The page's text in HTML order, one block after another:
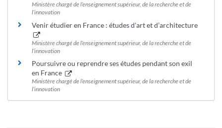
Ministère chargé de l’enseignement supérieur, de la recherche et de
l’innovation
Venir étudier en France : études d’art et d’architecture
Ministère chargé de l’enseignement supérieur, de la recherche et de
l’innovation
Poursuivre ou reprendre ses études pendant son exil
en France
Ministère chargé de l’enseignement supérieur, de la recherche et de
l’innovation